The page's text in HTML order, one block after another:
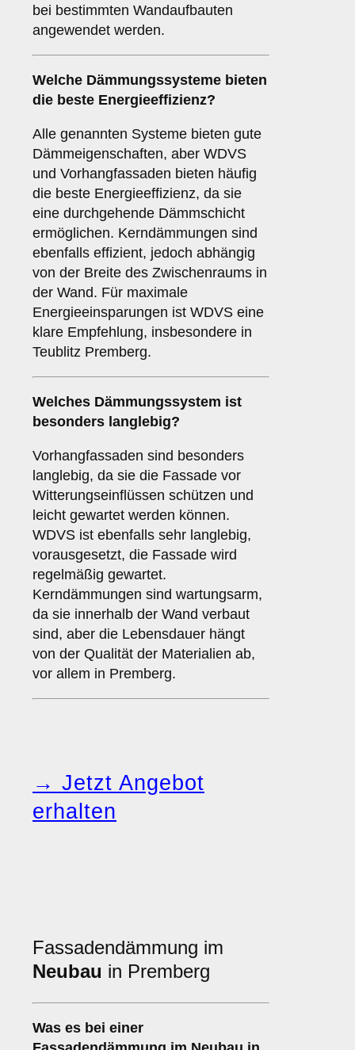
bei bestimmten Wandaufbauten
angewendet werden.
Welche Dämmungssysteme bieten
die beste Energieeffizienz?
Alle genannten Systeme bieten gute
Dämmeigenschaften, aber WDVS
und Vorhangfassaden bieten häufig
die beste Energieeffizienz, da sie
eine durchgehende Dämmschicht
ermöglichen. Kerndämmungen sind
ebenfalls effizient, jedoch abhängig
von der Breite des Zwischenraums in
der Wand. Für maximale
Energieeinsparungen ist WDVS eine
klare Empfehlung, insbesondere in
Teublitz Premberg.
Welches Dämmungssystem ist
besonders langlebig?
Vorhangfassaden sind besonders
langlebig, da sie die Fassade vor
Witterungseinflüssen schützen und
leicht gewartet werden können.
WDVS ist ebenfalls sehr langlebig,
vorausgesetzt, die Fassade wird
regelmäßig gewartet.
Kerndämmungen sind wartungsarm,
da sie innerhalb der Wand verbaut
sind, aber die Lebensdauer hängt
von der Qualität der Materialien ab,
vor allem in Premberg.
→ Jetzt Angebot
erhalten
Fassadendämmung im
Neubau in Premberg
Was es bei einer